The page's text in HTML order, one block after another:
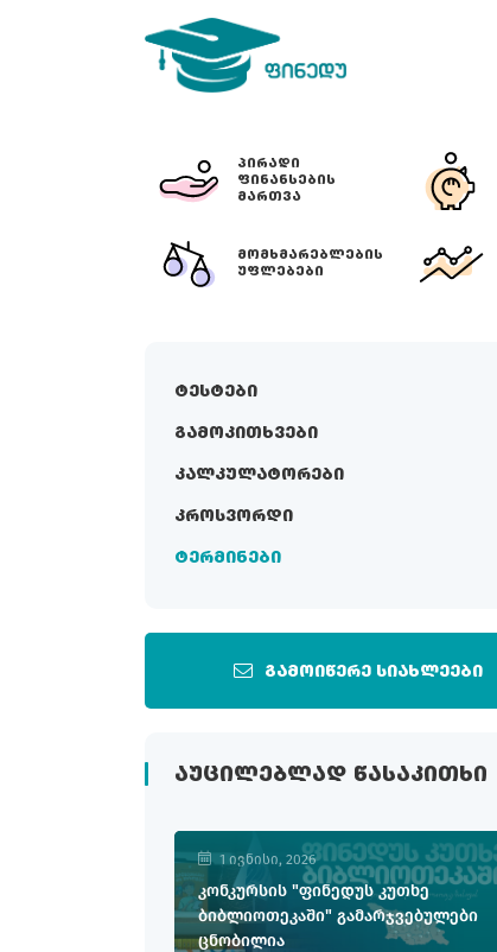
ᲞᲘᲠᲐᲓᲘ
ᲤᲘᲜᲐᲜᲡᲔᲑᲘᲡ
ᲛᲐᲠᲗᲕᲐ
ᲛᲝᲛᲮᲛᲐᲠᲔᲑᲚᲔᲑᲘᲡ
ᲣᲤᲚᲔᲑᲔᲑᲘ
ტესტები
გამოკითხვები
კალკულატორები
კროსვორდი
ტერმინები
გამოიწერე სიახლეები
ᲐᲣᲪᲘᲚᲔᲑᲚᲐᲓ ᲬᲐᲡᲐᲙᲘᲗᲮᲘ
1 ივნისი, 2026
კონკურსის "ფინედუს კუთხე
ბიბლიოთეკაში" გამარჯვებულები
ცნობილია